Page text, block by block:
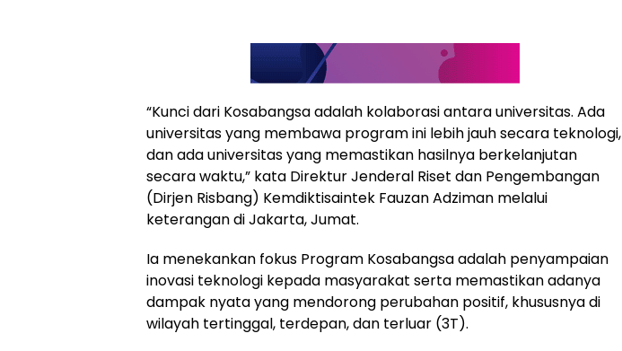
“Kunci dari Kosabangsa adalah kolaborasi antara universitas. Ada
universitas yang membawa program ini lebih jauh secara teknologi,
dan ada universitas yang memastikan hasilnya berkelanjutan
secara waktu,” kata Direktur Jenderal Riset dan Pengembangan
(Dirjen Risbang) Kemdiktisaintek Fauzan Adziman melalui
keterangan di Jakarta, Jumat.
Ia menekankan fokus Program Kosabangsa adalah penyampaian
inovasi teknologi kepada masyarakat serta memastikan adanya
dampak nyata yang mendorong perubahan positif, khususnya di
wilayah tertinggal, terdepan, dan terluar (3T).